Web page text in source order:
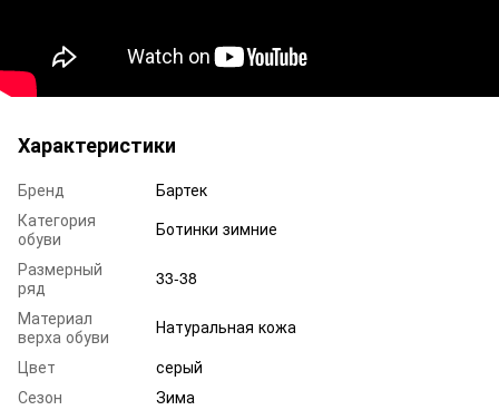
Характеристики
Бренд
Бартек
Категория
обуви
Ботинки зимние
Размерный
ряд
33-38
Материал
верха обуви
Натуральная кожа
Цвет
серый
Сезон
Зима